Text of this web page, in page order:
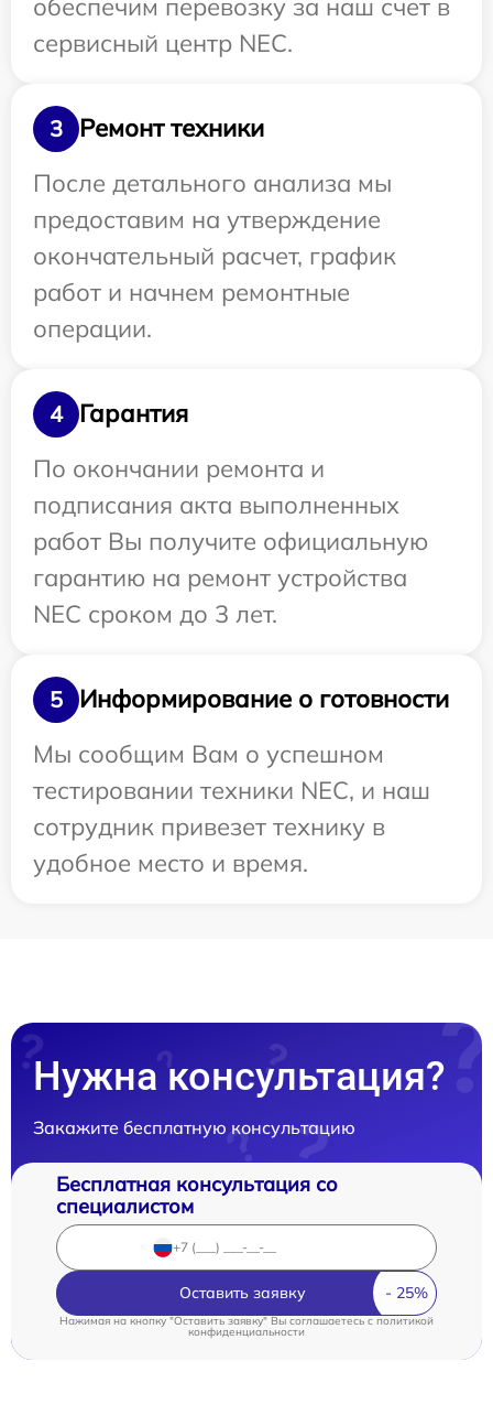
сервисный центр NEC.
3
Ремонт техники
После детального анализа мы
предоставим на утверждение
окончательный расчет, график
работ и начнем ремонтные
операции.
4
Гарантия
По окончании ремонта и
подписания акта выполненных
работ Вы получите официальную
гарантию на ремонт устройства
NEC сроком до 3 лет.
5
Информирование о готовности
Мы сообщим Вам о успешном
тестировании техники NEC, и наш
сотрудник привезет технику в
удобное место и время.
Нужна консультация?
Закажите бесплатную консультацию
Бесплатная консультация со
специалистом
Оставить заявку
Нажимая на кнопку "Оставить заявку" Вы соглашаетесь cполитикой
конфиденциальности